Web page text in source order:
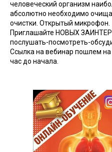
человеческий организм
абсолютно необходимо
очистки. Открытый микрофон.
Приглашайте НОВЫХ
послушать-посмотреть-
Ссылка на вебинар пошлем на
час до начала.